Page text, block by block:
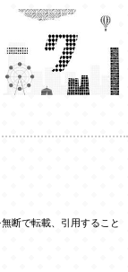
断で転載、引用すること